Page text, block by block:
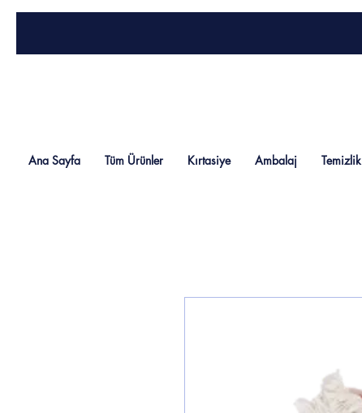
Ana Sayfa Tüm Ürünler Kırtasiye Ambalaj Temizlik